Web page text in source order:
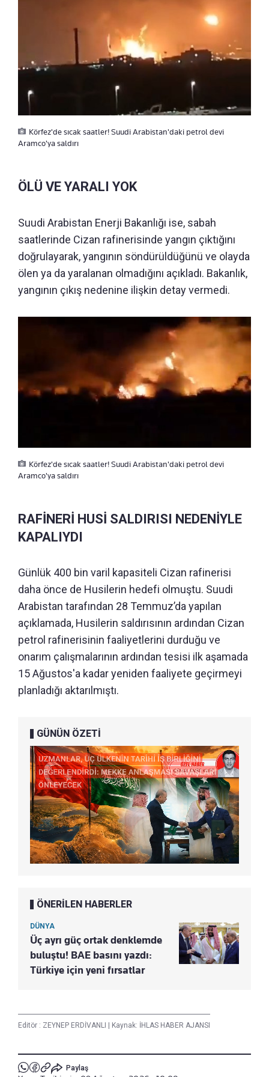
Körfez'de sıcak saatler! Suudi Arabistan'daki petrol devi
Aramco'ya saldırı
ÖLÜ VE YARALI YOK
Suudi Arabistan Enerji Bakanlığı ise, sabah
saatlerinde Cizan rafinerisinde yangın çıktığını
doğrulayarak, yangının söndürüldüğünü ve olayda
ölen ya da yaralanan olmadığını açıkladı. Bakanlık,
yangının çıkış nedenine ilişkin detay vermedi.
Körfez'de sıcak saatler! Suudi Arabistan'daki petrol devi
Aramco'ya saldırı
RAFİNERİ HUSİ SALDIRISI NEDENİYLE
KAPALIYDI
Günlük 400 bin varil kapasiteli Cizan rafinerisi
daha önce de Husilerin hedefi olmuştu. Suudi
Arabistan tarafından 28 Temmuz’da yapılan
açıklamada, Husilerin saldırısının ardından Cizan
petrol rafinerisinin faaliyetlerini durduğu ve
onarım çalışmalarının ardından tesisi ilk aşamada
15 Ağustos'a kadar yeniden faaliyete geçirmeyi
planladığı aktarılmıştı.
GÜNÜN ÖZETİ
ÖNERİLEN HABERLER
DÜNYA
Üç ayrı güç ortak denklemde
buluştu! BAE basını yazdı:
Türkiye için yeni fırsatlar
Editör : ZEYNEP ERDİVANLI | Kaynak: İHLAS HABER AJANSI
Paylaş